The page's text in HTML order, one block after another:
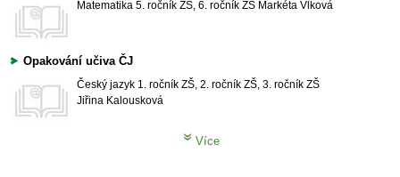
Matematika 5. ročník ZŠ, 6. ročník ZŠ Markéta Vlková
Opakování učiva ČJ
Český jazyk 1. ročník ZŠ, 2. ročník ZŠ, 3. ročník ZŠ
Jiřina Kalousková
Více